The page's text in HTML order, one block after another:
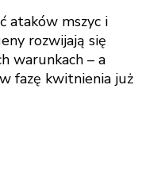
ataków mszyc i
rozwijają się
warunkach – a
fazę kwitnienia już